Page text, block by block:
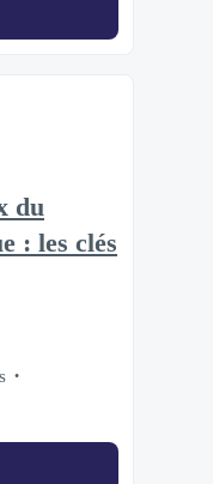
du
: les clés